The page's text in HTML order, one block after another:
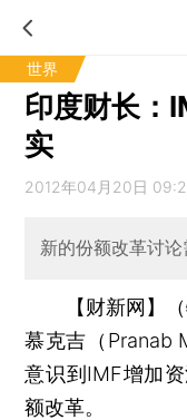
世界
印度财长：
实
2012年04月20日
新的份额改革讨
【财新网】
慕克吉（Pranab
意识到IMF增加
额改革。